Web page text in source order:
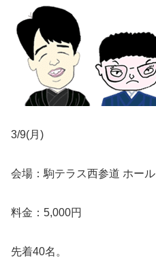
3/9(月)
会場：駒テラス西参道 ホール
料金：5,000円
先着40名。